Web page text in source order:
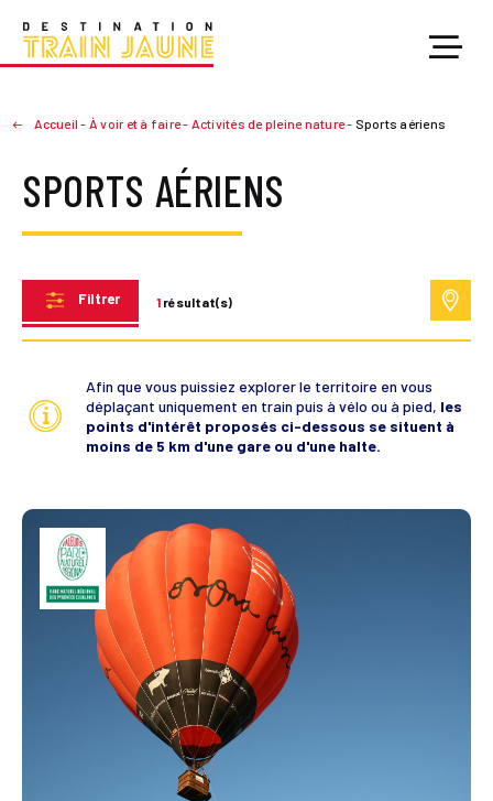
Accueil - À voir et à faire- Activités de pleine nature- Sports aériens
SPORTS AÉRIENS
Filtrer 1 résultat(s)
Afin que vous puissiez explorer le territoire en vous
déplaçant uniquement en train puis à vélo ou à pied, les
points d'intérêt proposés ci-dessous se situent à
moins de 5 km d'une gare ou d'une halte.